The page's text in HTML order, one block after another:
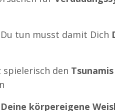
tun musst damit Dich
den
Deine körpereigene